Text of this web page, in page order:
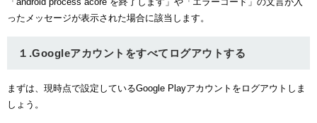
ったメッセージが表示された場合に該当します。
１.Googleアカウントをすべてログアウトする
まずは、現時点で設定しているGoogle Playアカウントをログアウトしま
しょう。